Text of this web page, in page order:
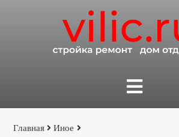
Главная Иное